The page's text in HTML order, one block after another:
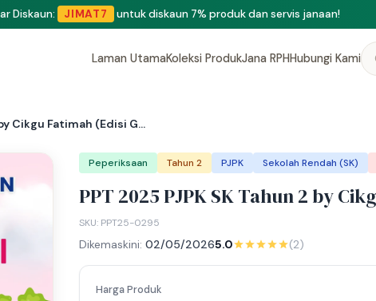
penulis dan penyedia bahan di Shop RPH365.Klik di sini
Laman UtamaKoleksi ProdukJana RPHHubungi Kami
Cikgu Fatimah (Edisi G...
Peperiksaan Tahun 2 PJPK Sekolah Rendah (SK)
PPT 2025 PJPK SK Tahun 2 by
SKU: PPT25-0295
Dikemaskini: 02/05/20265.0 (2)
Harga Produk